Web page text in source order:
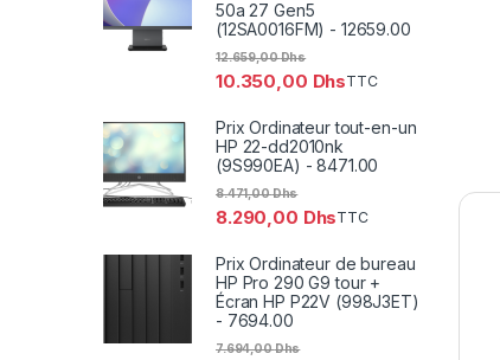
50a 27 Gen5
(12SA0016FM) - 12659.00
10.350,00 Dhs
12.659,00Dhs
TTC
Prix Ordinateur tout-en-un
HP 22-dd2010nk
(9S990EA) - 8471.00
8.290,00 Dhs
8.471,00Dhs
TTC
Prix Ordinateur de bureau
HP Pro 290 G9 tour +
Écran HP P22V (998J3ET)
- 7694.00
7.694,00Dhs